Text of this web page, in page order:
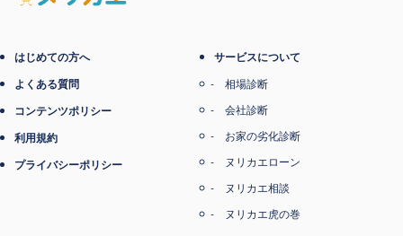
はじめての方へ
よくある質問
コンテンツポリシー
利用規約
プライバシーポリシー
サービスについて
相場診断
会社診断
お家の劣化診断
ヌリカエローン
ヌリカエ相談
ヌリカエ虎の巻